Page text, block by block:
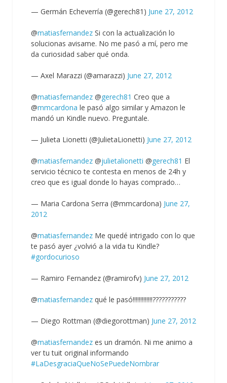
— Germán Echeverría (@gerech81) June 27, 2012
@matiasfernandez Si con la actualización lo
solucionas avisame. No me pasó a mí, pero me
da curiosidad saber qué onda.
— Axel Marazzi (@amarazzi) June 27, 2012
@matiasfernandez @gerech81 Creo que a
@mmcardona le pasó algo similar y Amazon le
mandó un Kindle nuevo. Preguntale.
— Julieta Lionetti (@JulietaLionetti) June 27, 2012
@matiasfernandez @julietalionetti @gerech81 El
servicio técnico te contesta en menos de 24h y
creo que es igual donde lo hayas comprado…
— Maria Cardona Serra (@mmcardona) June 27,
2012
@matiasfernandez Me quedé intrigado con lo que
te pasó ayer ¿volvió a la vida tu Kindle?
#gordocurioso
— Ramiro Fernandez (@ramirofv) June 27, 2012
@matiasfernandez qué le pasó!!!!!!!!!!!!!???????????
— Diego Rottman (@diegorottman) June 27, 2012
@matiasfernandez es un dramón. Ni me animo a
ver tu tuit original informando
#LaDesgraciaQueNoSePuedeNombrar